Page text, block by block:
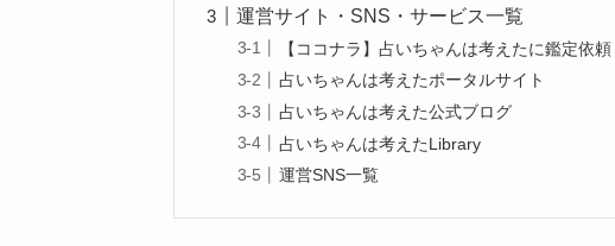
運営サイト・SNS・サービス一覧
【ココナラ】占いちゃんは考えたに鑑定依頼
占いちゃんは考えたポータルサイト
占いちゃんは考えた公式ブログ
占いちゃんは考えたLibrary
運営SNS一覧